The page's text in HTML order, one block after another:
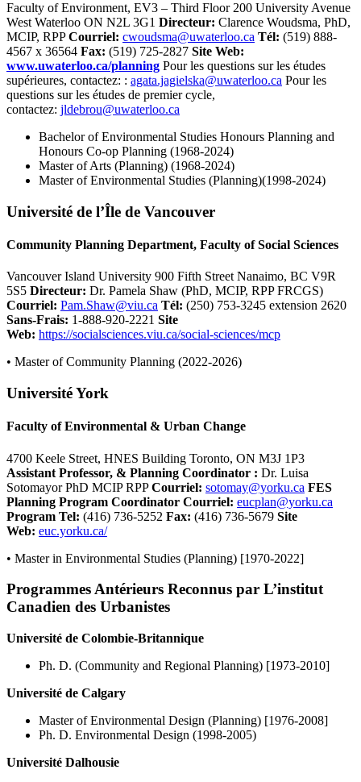
Faculty of Environment, EV3 – Third Floor 200 University Avenue
West Waterloo ON N2L 3G1 Directeur: Clarence Woudsma, PhD,
MCIP, RPPCourriel: cwoudsma@uwaterloo.ca Tél: (519) 888-
4567 x 36564 Fax: (519) 725-2827 Site Web:
www.uwaterloo.ca/planning Pour les questions sur les études
supérieures, contactez: : agata.jagielska@uwaterloo.ca Pour les
questions sur les études de premier cycle,
contactez: jldebrou@uwaterloo.ca
Bachelor of Environmental Studies Honours Planning and
Honours Co-op Planning (1968-2024)
Master of Arts (Planning) (1968-2024)
Master of Environmental Studies (Planning)(1998-2024)
Université de l’Île de Vancouver
Community Planning Department, Faculty of Social Sciences
Vancouver Island University 900 Fifth Street Nanaimo, BC V9R
5S5 Directeur: Dr. Pamela Shaw (PhD, MCIP, RPP FRCGS)
Courriel: Pam.Shaw@viu.ca Tél: (250) 753-3245 extension 2620
Sans-Frais: 1-888-920-2221 Site
Web: https://socialsciences.viu.ca/social-sciences/mcp
• Master of Community Planning (2022-2026)
Université York
Faculty of Environmental & Urban Change
4700 Keele Street, HNES Building Toronto, ON M3J 1P3
Assistant Professor, & Planning Coordinator : Dr. Luisa
Sotomayor PhD MCIP RPPCourriel: sotomay@yorku.ca FES
Planning Program Coordinator Courriel: eucplan@yorku.ca
Program Tel: (416) 736-5252 Fax: (416) 736-5679 Site
Web: euc.yorku.ca/
• Master in Environmental Studies (Planning) [1970-2022]
Programmes Antérieurs Reconnus par L’institut
Canadien des Urbanistes
Université de Colombie-Britannique
Ph. D. (Community and Regional Planning) [1973-2010]
Université de Calgary
Master of Environmental Design (Planning) [1976-2008]
Ph. D. Environmental Design (1998-2005)
Université Dalhousie